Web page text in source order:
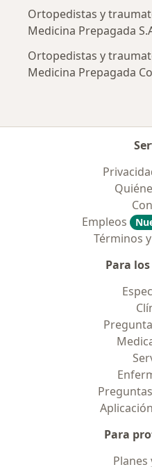
Ortopedistas y
Medicina Prepagada
Ortopedistas y
Medicina Prepagada
Empleos
Términos
Para
Para
Planes